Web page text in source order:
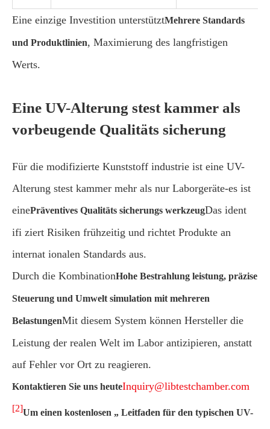
Eine einzige Investition unterstütztMehrere Standards
und Produktlinien, Maximierung des langfristigen
Werts.
Eine UV-Alterung stest kammer als
vorbeugende Qualitäts sicherung
Für die modifizierte Kunststoff industrie ist eine UV-
Alterung stest kammer mehr als nur Laborgeräte-es ist
einePräventives Qualitäts sicherungs werkzeugDas ident
ifi ziert Risiken frühzeitig und richtet Produkte an
internat ionalen Standards aus.
Durch die KombinationHohe Bestrahlung leistung, präzise
Steuerung und Umwelt simulation mit mehreren
BelastungenMit diesem System können Hersteller die
Leistung der realen Welt im Labor antizipieren, anstatt
auf Fehler vor Ort zu reagieren.
Kontaktieren Sie uns heuteInquiry@libtestchamber.com
[2]Um einen kostenlosen „ Leitfaden für den typischen UV-